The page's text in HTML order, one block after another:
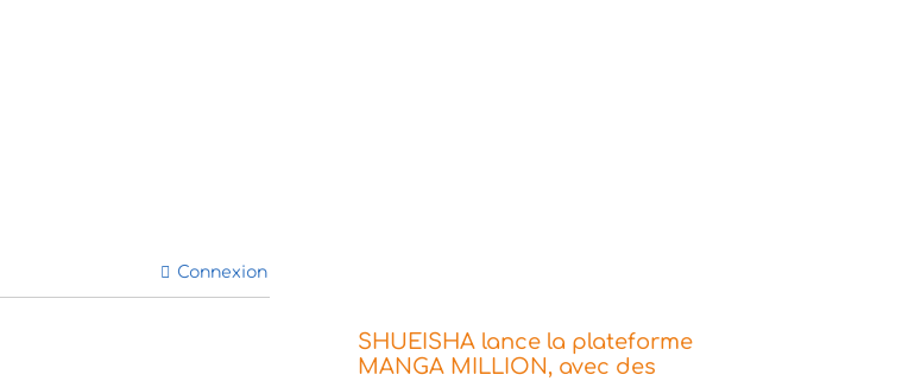
Connexion
SHUEISHA lance la plateforme
MANGA MILLION, avec des